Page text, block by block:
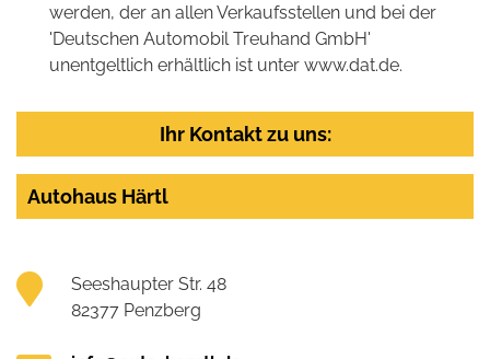
werden, der an allen Verkaufsstellen und bei der
'Deutschen Automobil Treuhand GmbH'
unentgeltlich erhältlich ist unter www.dat.de.
Ihr Kontakt zu uns:
Autohaus Härtl
Seeshaupter Str. 48
82377 Penzberg